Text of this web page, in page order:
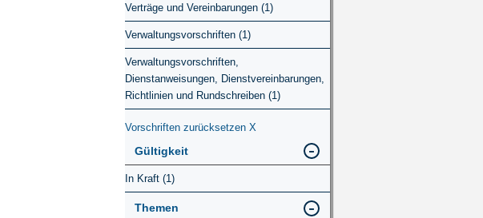
Verträge und Vereinbarungen (1)
Verwaltungsvorschriften (1)
Verwaltungsvorschriften,
Dienstanweisungen, Dienstvereinbarungen,
Richtlinien und Rundschreiben (1)
Vorschriften zurücksetzen X
Gültigkeit
In Kraft (1)
Themen